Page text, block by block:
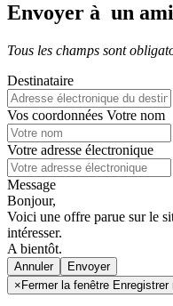
Envoyer à un ami
Tous les champs sont
Destinataire
Vos coordonnées Votre nom
Votre adresse électronique
Message
Bonjour,
Voici une offre parue sur le
intéresser.
A bientôt.
Annuler
× Fermer la fenêtre Enregistrer